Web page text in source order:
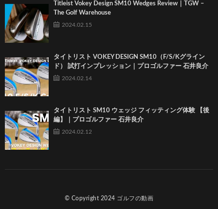
Titleist Vokey Design SM10 Wedges Review｜TGW –
The Golf Warehouse
2024.02.15
タイトリスト VOKEY DESIGN SM10（F/S/Kグライン
ド） 試打インプレッション｜プロゴルファー 石井良介
2024.02.14
タイトリスト SM10 ウェッジ フィッティング体験 【後
編】｜プロゴルファー 石井良介
2024.02.12
© Copyright 2024 ゴルフの動画